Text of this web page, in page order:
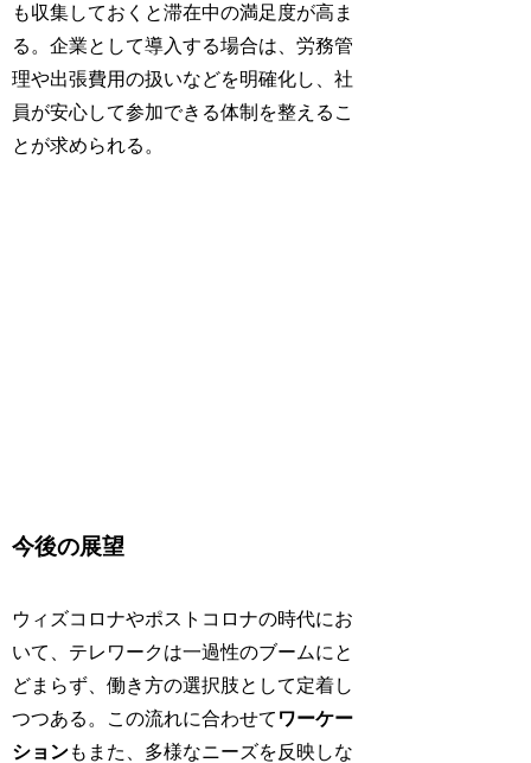
も収集しておくと滞在中の満足度が高ま
る。企業として導入する場合は、労務管
理や出張費用の扱いなどを明確化し、社
員が安心して参加できる体制を整えるこ
とが求められる。
今後の展望
ウィズコロナやポストコロナの時代にお
いて、テレワークは一過性のブームにと
どまらず、働き方の選択肢として定着し
つつある。この流れに合わせて ワーケー
ションもまた、多様なニーズを反映しな